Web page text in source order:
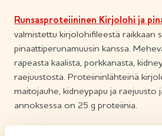
Runsasproteiininen Kirjolohi ja
valmistettu kirjolohifileestä raikkaan
pinaattiperunamuusin kanssa.
rapeasta kaalista, porkkanasta,
raejuustosta. ​Proteiininlähteinä
maitojauhe, kidneypapu ja raejuusto
annoksessa on 25 g proteiinia.